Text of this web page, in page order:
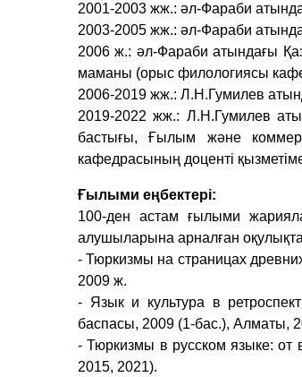
2001-2003 жж.: әл-Фараби
2003-2005 жж.: әл-Фараби
2006 ж.: әл-Фараби атындағы
маманы (орыс филологиясы
2006-2019 жж.: Л.Н.Гумилев
2019-2022 жж.: Л.Н.Гумилев
бастығы, Ғылым және
кафедрасының доценті
Ғылыми еңбектері:
100-ден астам ғылыми
алушыларына арналған
- Тюркизмы на страницах
2009 ж.
- Язык и культура в
баспасы, 2009 (1-бас.), Алматы,
- Тюркизмы в русском языке:
2015, 2021).